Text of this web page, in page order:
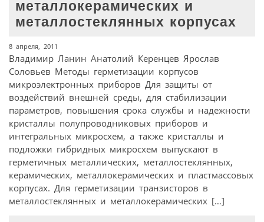
металлокерамических и
металлостеклянных корпусах
8 апреля, 2011
Владимир Ланин Анатолий Керенцев Ярослав
Соловьев Методы герметизации корпусов
микроэлектронных приборов Для защиты от
воздействий внешней среды, для стабилизации
параметров, повышения срока службы и надежности
кристаллы полупроводниковых приборов и
интегральных микросхем, а также кристаллы и
подложки гибридных микросхем выпускают в
герметичных металлических, металлостеклянных,
керамических, металлокерамических и пластмассовых
корпусах. Для герметизации транзисторов в
металлостеклянных и металлокерамических […]